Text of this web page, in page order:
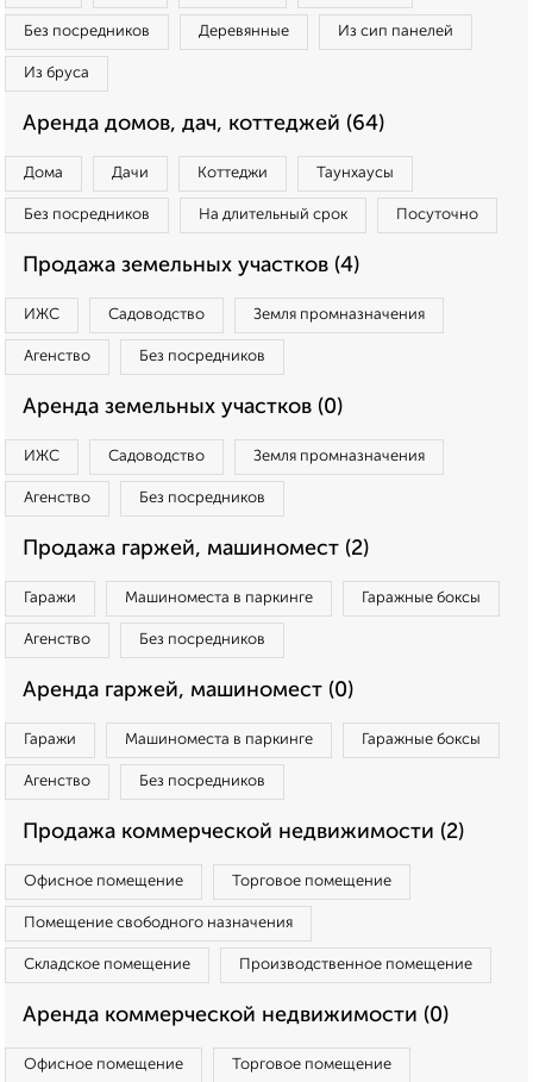
Без посредников Деревянные Из сип панелей
Из бруса
Аренда домов, дач, коттеджей (64)
Дома Дачи Коттеджи Таунхаусы
Без посредников На длительный срок Посуточно
Продажа земельных участков (4)
ИЖС Садоводство Земля промназначения
Агенство Без посредников
Аренда земельных участков (0)
ИЖС Садоводство Земля промназначения
Агенство Без посредников
Продажа гаржей, машиномест (2)
Гаражи Машиноместа в паркинге Гаражные боксы
Агенство Без посредников
Аренда гаржей, машиномест (0)
Гаражи Машиноместа в паркинге Гаражные боксы
Агенство Без посредников
Продажа коммерческой недвижимости (2)
Офисное помещение Торговое помещение
Помещение свободного назначения
Складское помещение Производственное помещение
Аренда коммерческой недвижимости (0)
Офисное помещение Торговое помещение